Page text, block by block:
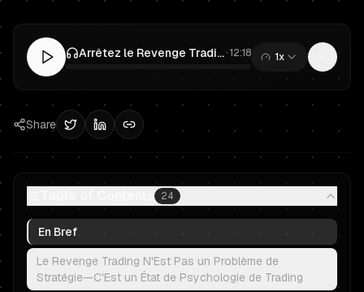
Arrêtez le Revenge Trading en Prop Trading : Stops Journaliers pour Rester un Trader Financé·12:18 1x
Share
24
En Bref
Le Revenge Trading N'Est Pas un Problème de
Stratégie—C'Est un État de Psychologie de Trading